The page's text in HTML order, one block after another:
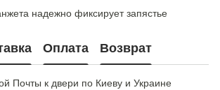
надежно фиксирует запястье
Оплата Возврат
Почты к двери по Киеву и Украине